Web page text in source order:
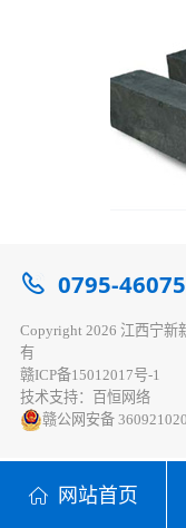
0795-
Copyright 2026 江西宁新
有
赣ICP备15012017号-1
技术支持：百恒网络
赣公网安备
网站首页